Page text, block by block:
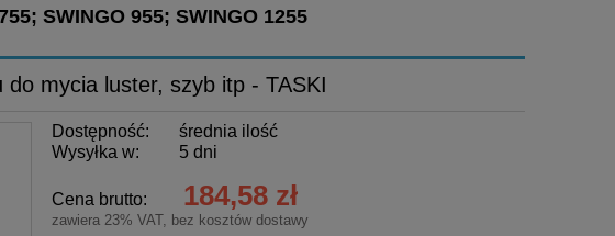
SWINGO 955; SWINGO 1255
do mycia luster, szyb itp - TASKI
Dostępność:
średnia ilość
Wysyłka w:
5 dni
Cena brutto: 184,58 zł
zawiera 23% VAT, bez kosztów dostawy